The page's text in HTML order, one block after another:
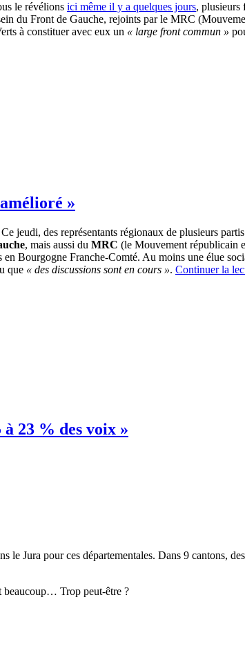
le révélions ici même il y a quelques jours, plusieurs
du Front de Gauche, rejoints par le MRC
à constituer avec eux un « large front commun »
»
jeudi, des représentants régionaux de plusieurs
, mais aussi du MRC (le Mouvement républicain
Bourgogne Franche-Comté. Au moins une élue
que « des discussions sont en cours ». Continuer la
23 % des voix »
le Jura pour ces départementales. Dans 9 cantons,
beaucoup… Trop peut-être ?